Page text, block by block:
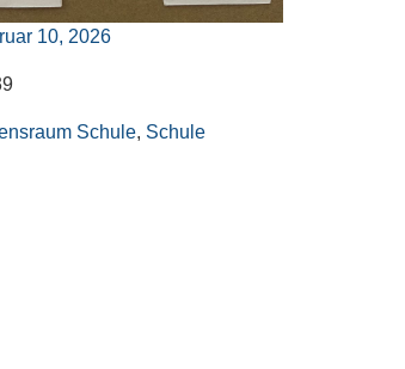
10, 2026
Schule, Schule